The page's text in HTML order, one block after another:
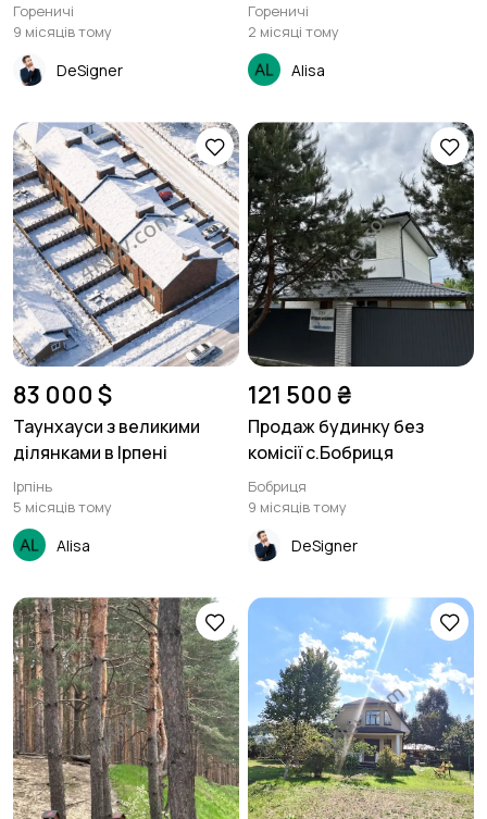
Гореничі
9 місяців тому
DeSigner
Гореничі
2 місяці тому
Alisa
83 000 $
Таунхауси з великими
ділянками в Ірпені
Ірпінь
5 місяців тому
Alisa
121 500 ₴
Продаж будинку без
комісії с.Бобриця
Бобриця
9 місяців тому
DeSigner